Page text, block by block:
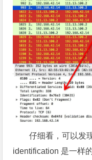
仔细看，可以发
identification 是一样